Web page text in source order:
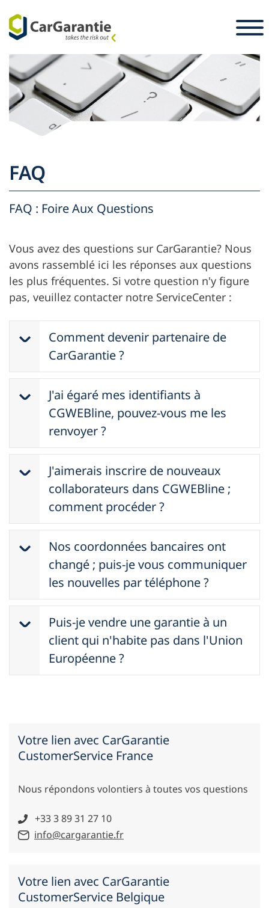
Passer au contenu
Pays Sélectionnez votre langue
Partenaire
Propriétaires du véhicule
Entreprise
Presse
FAQ
FAQ : Foire Aux Questions
Vous avez des questions sur CarGarantie? Nous
avons rassemblé ici les réponses aux questions
les plus fréquentes. Si votre question n'y figure
pas, veuillez contacter notre ServiceCenter :
Comment devenir partenaire de
CarGarantie ?
Nous sommes heureux de votre intérêt
pour notre entreprise. Envoyez-nous
simplement vos coordonnées par e-
mail, et notre service commercial
prendra aussitôt contact avec vous.
J'ai égaré mes identifiants à
CGWEBline, pouvez-vous me les
renvoyer ?
Veuillez cliquer sur « Mot de passe
oublié » dans CGWEBline. Un nouveau
mot de passe sera immédiatement
généré et envoyé à l'adresse e-mail que
vous avez indiquée. Pour des raisons
personnelles, nous ne pouvons pas
vous communiquer ces informations
confidentielles par téléphone.
J'aimerais inscrire de nouveaux
collaborateurs dans CGWEBline ;
comment procéder ?
Seul l’administrateur de CGWEBline de
votre société peut inscrire un nouveau
collaborateur. Pour ce faire, il doit
cliquer sur « Administration ». Dans la
rubrique « Gestion des utilisateurs », il
nouveaux collaborateurs.
Nos coordonnées bancaires ont
changé ; puis-je vous communiquer
les nouvelles par téléphone ?
Veuillez nous communiquer ces
informations par écrit (e-mail, fax ou
courrier).
Puis-je vendre une garantie à un
client qui n'habite pas dans l'Union
Européenne ?
Norvège.
Votre lien avec CarGarantie
CustomerService France
Nous répondons volontiers à toutes vos questions
+33 3 89 31 27 10
info@cargarantie.fr
Votre lien avec CarGarantie
CustomerService Belgique